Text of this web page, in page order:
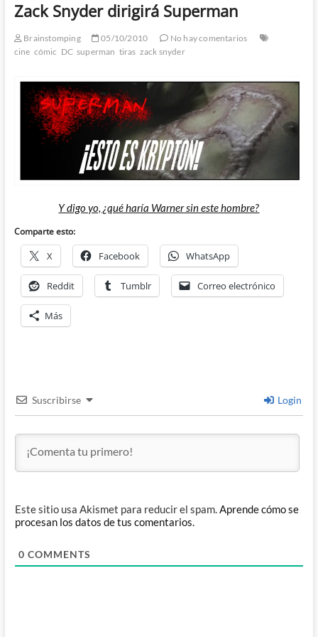
Zack Snyder dirigirá Superman
Brainstomping 05/10/2010
No hay comentarios
cine cómic DC superman tiras zack snyder
Y digo yo, ¿qué haría Warner sin este hombre?
Comparte esto:
X Facebook WhatsApp
Reddit Tumblr Correo electrónico
Más
Suscribirse Login
Este sitio usa Akismet para reducir el spam.Aprende cómo se
procesan los datos de tus comentarios.
0 COMMENTS